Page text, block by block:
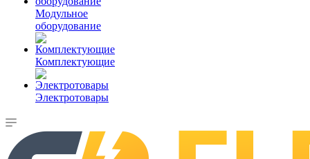
Модульное
оборудование
Комплектующие
Электротовары